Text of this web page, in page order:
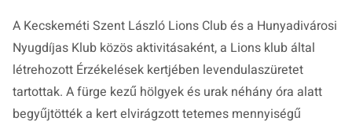
A Kecskeméti Szent László Lions Club és a Hunyadivárosi
Nyugdíjas Klub közös aktivitásaként, a Lions klub által
létrehozott Érzékelések kertjében levendulaszüretet
tartottak. A fürge kezű hölgyek és urak néhány óra alatt
begyűjtötték a kert elvirágzott tetemes mennyiségű